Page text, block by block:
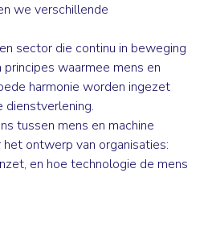
we verschillende
sector die continu in beweging
principes waarmee mens en
harmonie worden ingezet
tussen mens en machine
ontwerp van organisaties:
en hoe technologie de mens